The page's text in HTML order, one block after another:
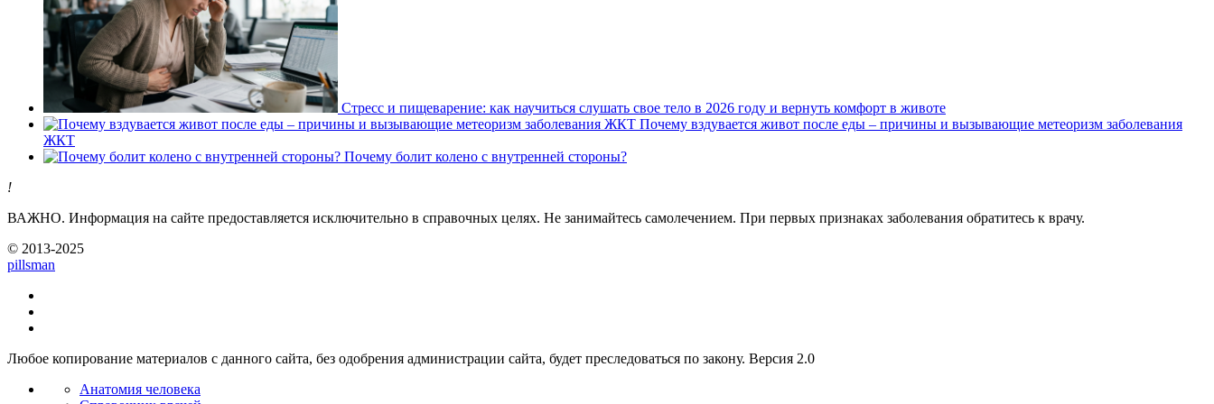
Стресс и пищеварение: как научиться слушать свое тело в 2026 году и вернуть комфорт в животе
Почему вздувается живот после еды – причины и вызывающие метеоризм заболевания
ЖКТ
Почему болит колено с внутренней стороны?
!
ВАЖНО. Информация на сайте предоставляется исключительно в справочных целях. Не занимайтесь самолечением. При первых признаках заболевания обратитесь к врачу.
© 2013-2025
pillsman
Любое копирование материалов с данного сайта, без одобрения администрации сайта, будет преследоваться по закону. Версия 2.0
Анатомия человека